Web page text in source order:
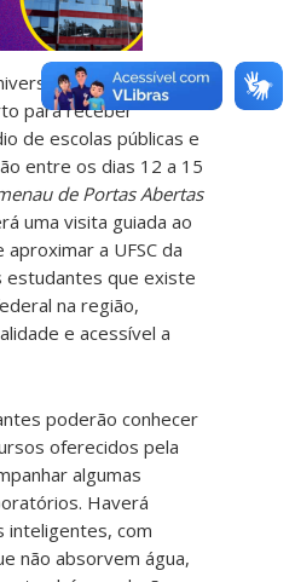
Federal de
para receber
de escolas públicas e
entre os dias 12 a 15
de Portas Abertas
uma visita guiada ao
a UFSC da
estudantes que existe
na região,
e acessível a
poderão conhecer
oferecidos pela
algumas
Haverá
inteligentes, com
não absorvem água,